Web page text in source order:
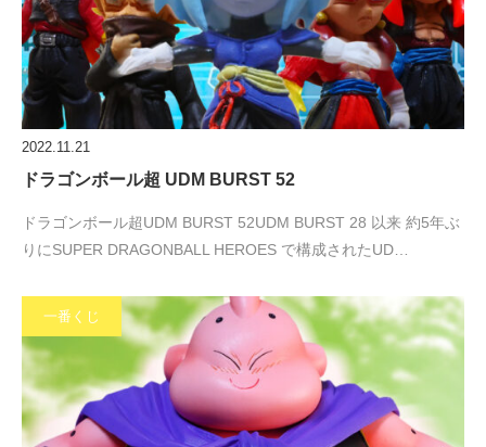
2022.11.21
ドラゴンボール超 UDM BURST 52
ドラゴンボール超UDM BURST 52UDM BURST 28 以来 約5年ぶ
りにSUPER DRAGONBALL HEROES で構成されたUD…
一番くじ